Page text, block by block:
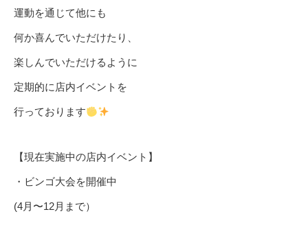
運動を通じて他にも
何か喜んでいただけたり、
楽しんでいただけるように
定期的に店内イベントを
行っております
【現在実施中の店内イベント】
・ビンゴ大会を開催中
(4月〜12月まで）